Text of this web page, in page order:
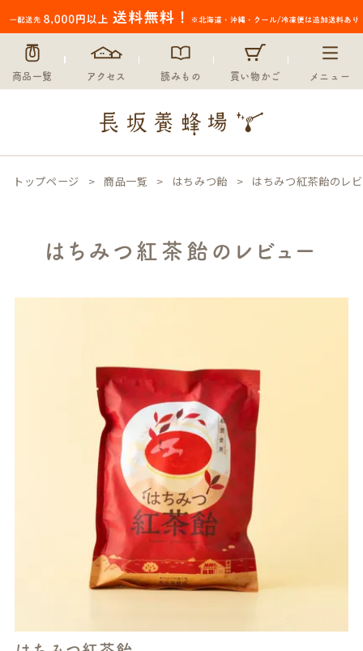
商品一覧 アクセス 読みもの 買い物かご メニュー
トップページ 商品一覧 はちみつ飴 はちみつ紅茶飴のレ
はちみつ紅茶飴のレビュー